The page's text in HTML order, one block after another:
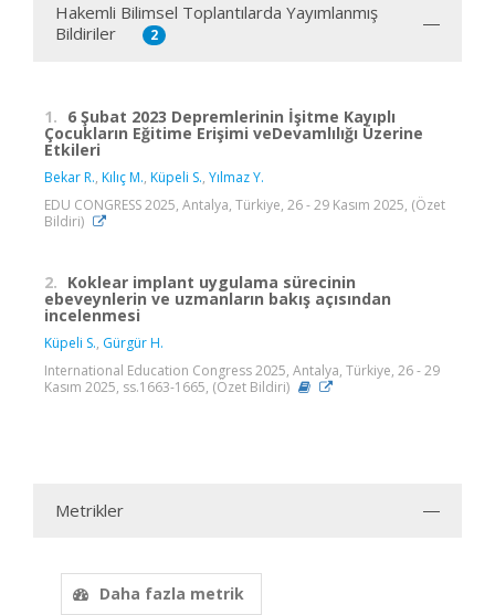
Hakemli Bilimsel Toplantılarda Yayımlanmış
Bildiriler
2
1. 6 Şubat 2023 Depremlerinin İşitme Kayıplı
Çocukların Eğitime Erişimi veDevamlılığı Üzerine
Etkileri
Bekar R., Kılıç M., Küpeli S., Yılmaz Y.
EDU CONGRESS 2025, Antalya, Türkiye, 26 - 29 Kasım 2025, (Özet
Bildiri)
2. Koklear implant uygulama sürecinin
ebeveynlerin ve uzmanların bakış açısından
incelenmesi
Küpeli S., Gürgür H.
International Education Congress 2025, Antalya, Türkiye, 26 - 29
Kasım 2025, ss.1663-1665, (Özet Bildiri)
Metrikler
Daha fazla metrik